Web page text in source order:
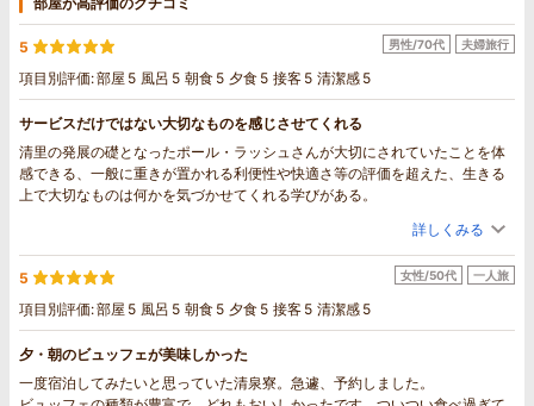
自体も美味しくありませんでした。まず暖かい汁物を飲んでから食事に入り
たいのに、持ってきてからほうとうを温める手順もおかしい。前は洋食と和
唯一、リニューアルされた部屋は良かったです。部屋は静かでした。
アピールするのは良いですが、このホテルの良さや、なぜ、どんな人たちに
支持されてきたのか、大事なものをわかっておらず、良さを無くしてしまっ
たと思います。とても残念でした。
5
項目別評価:部屋 5 風呂 5 朝食 5 夕食 5 接客 5 清潔感 5
男性/70代 夫婦旅行
サービスだけではない大切なものを感じさせてくれる
清里の発展の礎となったポール・ラッシュさんが大切にされていたことを体
感できる、一般に重きが置かれる利便性や快適さ等の評価を超えた、生きる
上で大切なものは何かを気づかせてくれる学びがある。
詳しくみる
5
項目別評価:部屋 5 風呂 5 朝食 5 夕食 5 接客 5 清潔感 5
女性/50代 一人旅
夕・朝のビュッフェが美味しかった
一度宿泊してみたいと思っていた清泉寮。急遽、予約しました。